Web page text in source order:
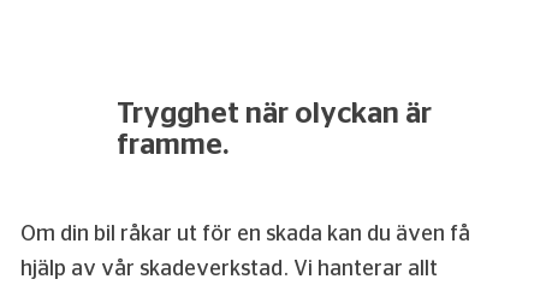
Trygghet när olyckan är
framme.
Om din bil råkar ut för en skada kan du även få
hjälp av vår skadeverkstad. Vi hanterar allt